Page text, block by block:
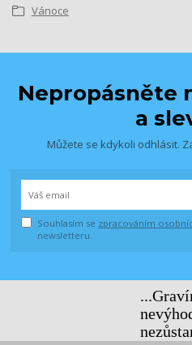
Vánoce
Nepropásněte
a
Můžete se kdykoli odhlásit.
Souhlasím se zpracováním
newsletteru.